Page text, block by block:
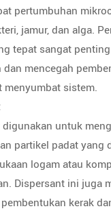
pertumbuhan
jamur, dan alga.
tepat sangat
dan mencegah
menyumbat sistem.
digunakan untuk
partikel padat yang
logam atau
Dispersant ini juga
kerak